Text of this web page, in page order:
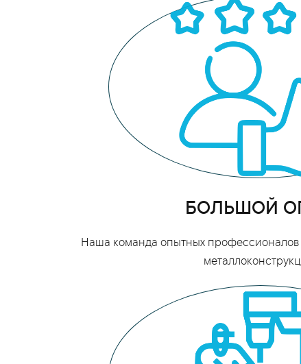
БОЛЬШОЙ
Наша команда опытных профессионалов